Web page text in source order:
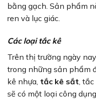
bằng gạch. Sản phẩm
ren và lục giác.
Các loại tắc kê
Trên thị trường ngày
trong những sản phẩm
kê nhựa, tắc kê sắt ,
sẽ có một loại công